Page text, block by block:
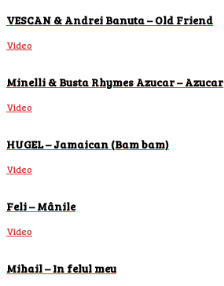
VESCAN & Andrei Banuta – Old Friend
Video
Minelli & Busta Rhymes Azucar – Azucar
Video
HUGEL – Jamaican (Bam bam)
Video
Feli – Mânile
Video
Mihail – In felul meu